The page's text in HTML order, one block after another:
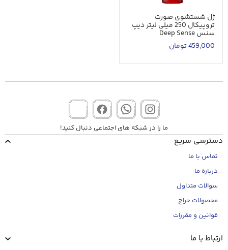
ژل شستشوی صورت
تروپیکال 250 میلی لیتر دیپ
سنس Deep Sense
459,000تومان
ما را در شبکه های اجتماعی دنبال کنید!
دسترسی سریع
تماس با ما
درباره ما
سوالات متداول
محصولات حراج
قوانین و مقررات
ارتباط با ما